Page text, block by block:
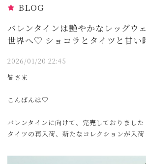
BLOG
バレンタインは艶やかなレッグウ
世界へ♡ ショコラとタイツと甘い
2026/01/20 22:45
皆さま
こんばんは♡
バレンタインに向けて、完売しておりました
タイツの再入荷、新たなコレクションが入